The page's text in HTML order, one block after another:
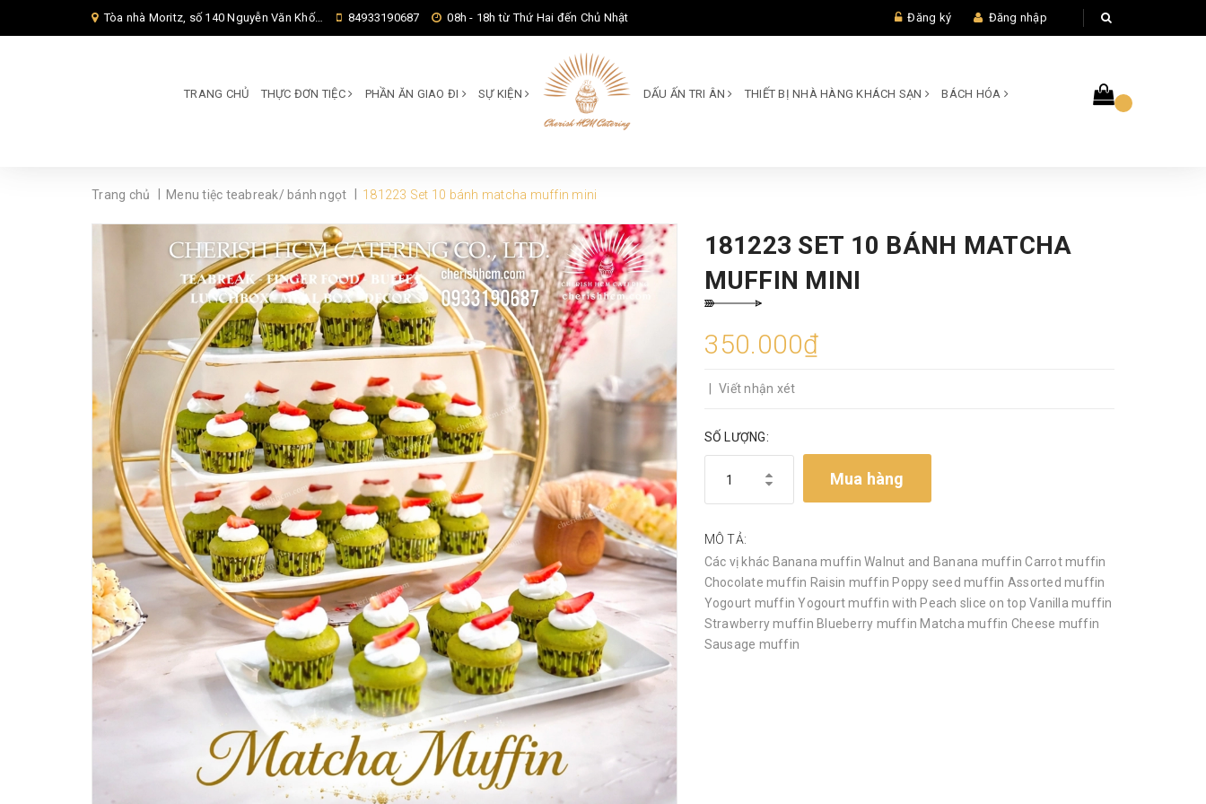
Tòa nhà Moritz, số 140 Nguyễn Văn Khối, Phường Thông Tây Hội, Thành phố Hồ Chí Minh, TP Hồ Chí Minh, 84933190687 08h - 18h từ Thứ Hai đến Chủ Nhật Đăng ký Đăng nhập
TRANG CHỦ THỰC ĐƠN TIỆC PHẦN ĂN GIAO ĐI SỰ KIỆN DẤU ẤN TRI ÂN THIẾT BỊ NHÀ HÀNG KHÁCH SẠN BÁCH HÓA
Trang chủ Menu tiệc teabreak/ bánh ngọt 181223 Set 10 bánh matcha muffin mini
181223 SET 10 BÁNH MATCHA
MUFFIN MINI
350.000₫
Viết nhận xét
SỐ LƯỢNG:
Mua hàng
MÔ TẢ:
Các vị khác Banana muffin Walnut and Banana muffin Carrot muffin
Chocolate muffin Raisin muffin Poppy seed muffin Assorted muffin
Yogourt muffin Yogourt muffin with Peach slice on top Vanilla muffin
Strawberry muffin Blueberry muffin Matcha muffin Cheese muffin
Sausage muffin